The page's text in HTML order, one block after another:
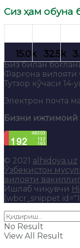
Сиз ҳам обуна
Биз билан
Фарғона
Тутзор кўчаси 14-
Электрон почта
Бизни ижтимоий
© 2021 alhidoya.uz
Ўзбекистон
вилояти
Ишлаб чиқувчи
[wbcr_snippet
No Result
View All Result